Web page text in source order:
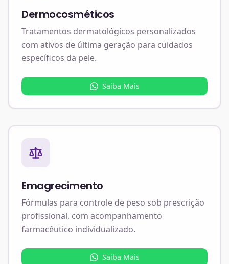
Dermocosméticos
Tratamentos dermatológicos personalizados
com ativos de última geração para cuidados
específicos da pele.
Saiba Mais
Emagrecimento
Fórmulas para controle de peso sob prescrição
profissional, com acompanhamento
farmacêutico individualizado.
Saiba Mais